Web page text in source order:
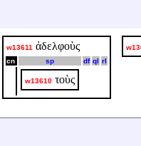
w13611 ἀδελφοὺς
cn sp df ql rl
w13610 τοὺς